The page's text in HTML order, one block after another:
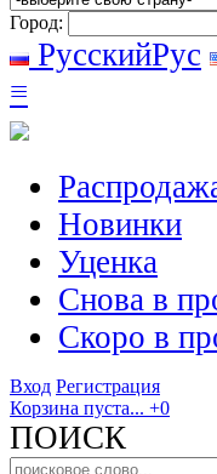
Город:
РусскийРус
≡
Новинки
Уценка
Снова в
Скоро в
Вход Регистрация
Корзина пуста... +0
ПОИСК